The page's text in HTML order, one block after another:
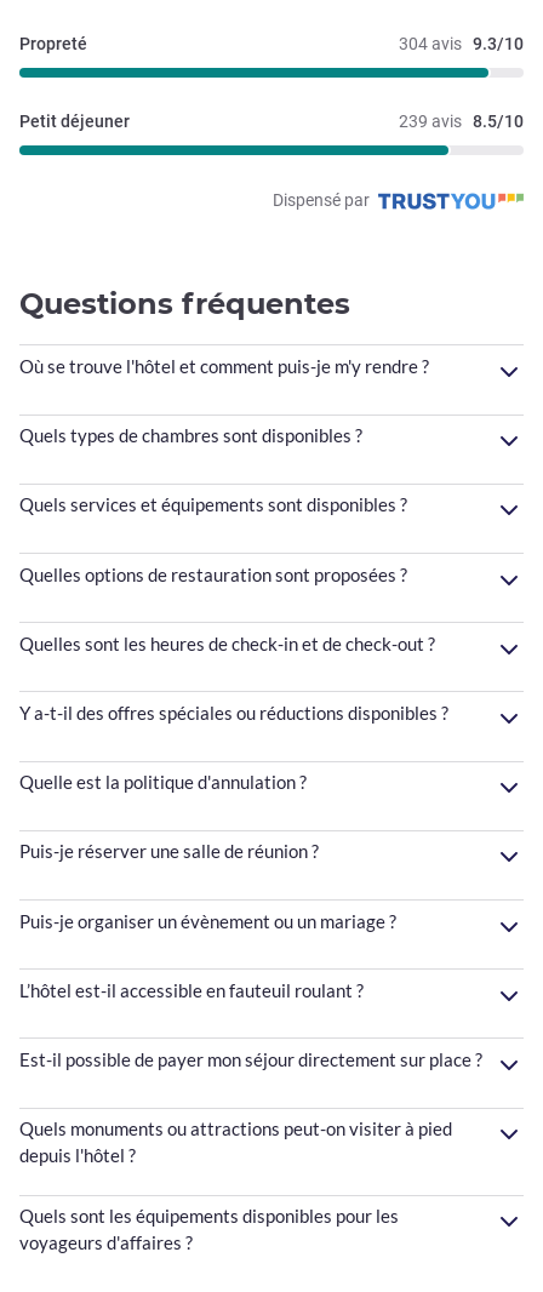
304 avis 9.3/10
Propreté
239 avis 8.5/10
Petit déjeuner
Dispensé par
Questions fréquentes
Où se trouve l'hôtel et comment puis-je m'y rendre ?
Quels types de chambres sont disponibles ?
Quels services et équipements sont disponibles ?
Quelles options de restauration sont proposées ?
Quelles sont les heures de check-in et de check-out ?
Y a-t-il des offres spéciales ou réductions disponibles ?
Quelle est la politique d'annulation ?
Puis-je réserver une salle de réunion ?
Puis-je organiser un évènement ou un mariage ?
L’hôtel est-il accessible en fauteuil roulant ?
Est-il possible de payer mon séjour directement sur place ?
Quels monuments ou attractions peut-on visiter à pied
depuis l'hôtel ?
Quels sont les équipements disponibles pour les
voyageurs d'affaires ?